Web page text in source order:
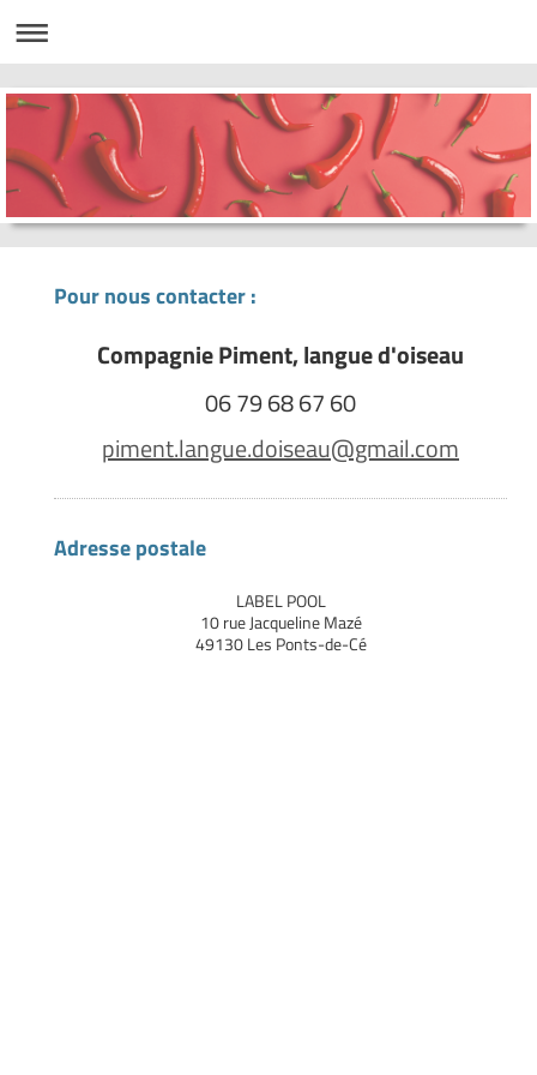
Pour nous contacter :
Compagnie Piment, langue d'oiseau
06 79 68 67 60
piment.langue.doiseau@gmail.com
Adresse postale
LABEL POOL
10 rue Jacqueline Mazé
49130 Les Ponts-de-Cé